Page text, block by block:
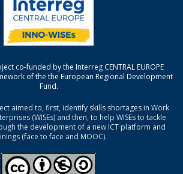
co-funded by the Interreg CENTRAL EUROPE
of the the European Regional Development
Fund.
aimed to, first, identify skills shortages in Work
(WISEs) and then, to help WISEs to tackle
the development of a new ICT platform and
(face to face and MOOC).